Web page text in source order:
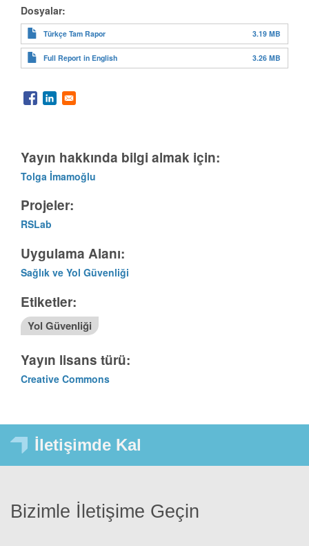
Dosyalar:
Türkçe Tam Rapor 3.19 MB
Full Report in English 3.26 MB
Yayın hakkında bilgi almak için:
Tolga İmamoğlu
Projeler:
RSLab
Uygulama Alanı:
Sağlık ve Yol Güvenliği
Etiketler:
Yol Güvenliği
Yayın lisans türü:
Creative Commons
İletişimde Kal
Bizimle İletişime Geçin